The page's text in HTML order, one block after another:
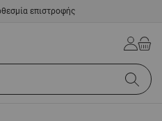
επιστροφής